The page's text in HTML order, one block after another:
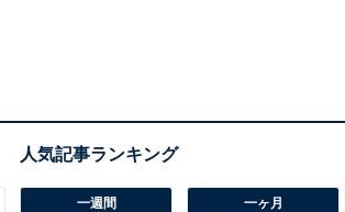
一週間 一ヶ月